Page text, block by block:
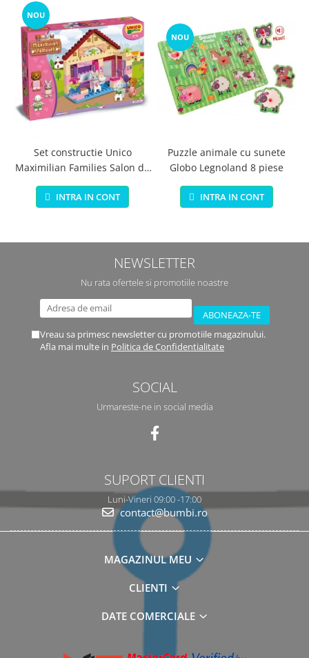
NOU
Set constructie Unico
Maximilian Families Salon de
infrumusetare 80 piese
INTRA IN CONT
NOU
Puzzle animale cu sunete
Globo Legnoland 8 piese
INTRA IN CONT
NEWSLETTER
Nu rata ofertele si promotiile noastre
Vreau sa primesc newsletter cu promotiile magazinului.
Afla mai multe in Politica de Confidentialitate
SOCIAL
Urmareste-ne in social media
SUPORT CLIENTI
Luni-Vineri 09:00 -17:00
contact@bumbi.ro
MAGAZINUL MEU
CLIENTI
DATE COMERCIALE